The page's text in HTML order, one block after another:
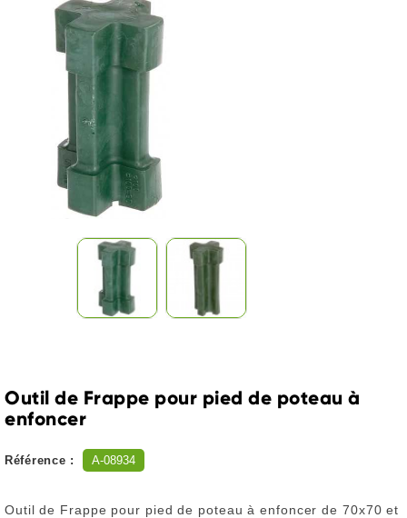
Outil de Frappe pour pied de poteau à
enfoncer
Référence : A-08934
Outil de Frappe pour pied de poteau à enfoncer de 70x70 et